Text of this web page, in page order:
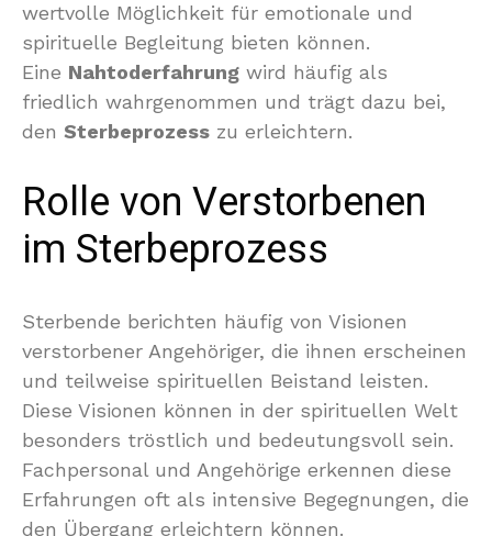
wertvolle Möglichkeit für emotionale und
spirituelle Begleitung bieten können.
Eine Nahtoderfahrung wird häufig als
friedlich wahrgenommen und trägt dazu bei,
den Sterbeprozess zu erleichtern.
Rolle von Verstorbenen
im Sterbeprozess
Sterbende berichten häufig von Visionen
verstorbener Angehöriger, die ihnen erscheinen
und teilweise spirituellen Beistand leisten.
Diese Visionen können in der spirituellen Welt
besonders tröstlich und bedeutungsvoll sein.
Fachpersonal und Angehörige erkennen diese
Erfahrungen oft als intensive Begegnungen, die
den Übergang erleichtern können.